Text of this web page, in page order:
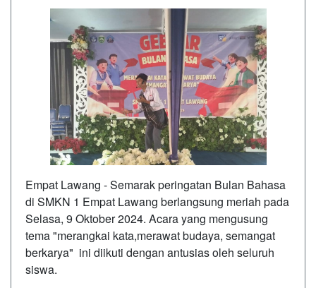
Empat Lawang - Semarak peringatan Bulan Bahasa
di SMKN 1 Empat Lawang berlangsung meriah pada
Selasa, 9 Oktober 2024. Acara yang mengusung
tema "merangkai kata,merawat budaya, semangat
berkarya" ini diikuti dengan antusias oleh seluruh
siswa.